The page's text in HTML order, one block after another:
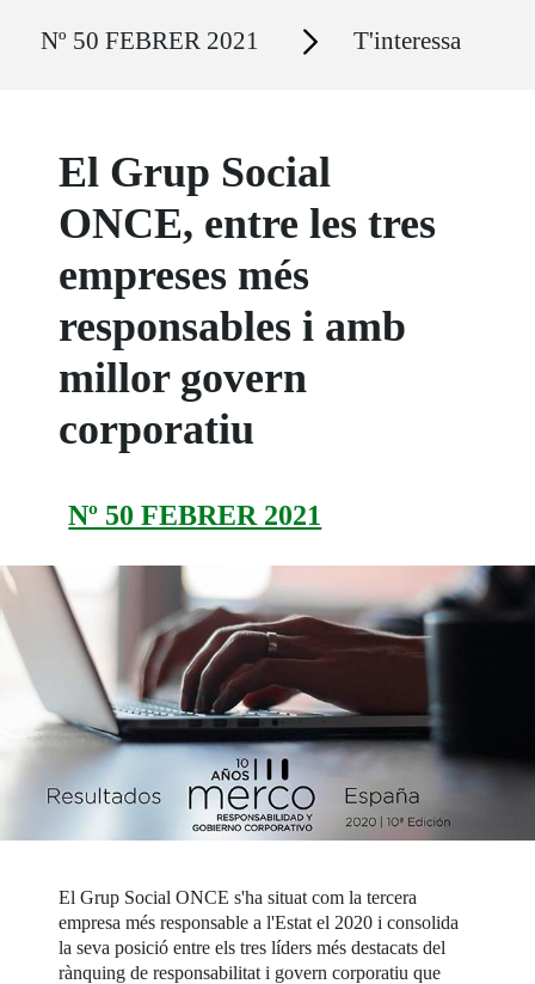
Nº 50 FEBRER 2021 Secciones T'interessa
El Grup Social
ONCE, entre les tres
empreses més
responsables i amb
millor govern
corporatiu
Nº 50 FEBRER 2021
El Grup Social ONCE s'ha situat com la tercera
empresa més responsable a l'Estat el 2020 i consolida
la seva posició entre els tres líders més destacats del
rànquing de responsabilitat i govern corporatiu que